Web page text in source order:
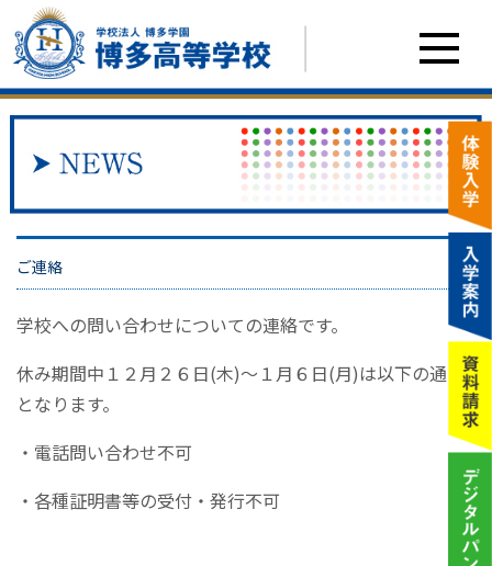
ご連絡
学校への問い合わせについての連絡です。
休み期間中１２月２６日(木)〜１月６日(月)は以下の通り
となります。
・電話問い合わせ不可
・各種証明書等の受付・発行不可